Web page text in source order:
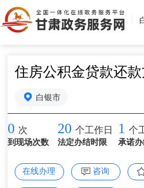
住房公积金贷款还
白银市
0 次
到现场次数
20 个工作日
法定办结时限
1 个
承诺
在线办理 咨询